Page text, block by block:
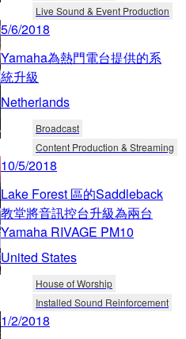
Live Sound & Event Production
5/6/2018
Yamaha為熱門電台提供的系
統升級
Netherlands
Broadcast
Content Production & Streaming
10/5/2018
Lake Forest 區的Saddleback
教堂將音訊控台升級為兩台
Yamaha RIVAGE PM10
United States
House of Worship
Installed Sound Reinforcement
1/2/2018